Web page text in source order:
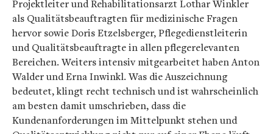
Projektleiter und Rehabilitationsarzt Lothar Winkler
als Qualitätsbeauftragten für medizinische Fragen
hervor sowie Doris Etzelsberger, Pflegedienstleiterin
und Qualitätsbeauftragte in allen pflegerelevanten
Bereichen. Weiters intensiv mitgearbeitet haben Anton
Walder und Erna Inwinkl. Was die Auszeichnung
bedeutet, klingt recht technisch und ist wahrscheinlich
am besten damit umschrieben, dass die
Kundenanforderungen im Mittelpunkt stehen und